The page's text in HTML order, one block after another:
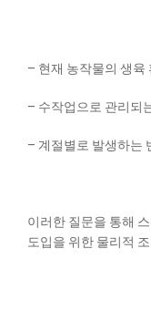
– 현재 농작물의 생육
– 수작업으로 관리되
– 계절별로 발생하는
이러한 질문을 통해
도입을 위한 물리적